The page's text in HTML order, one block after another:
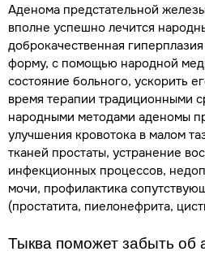
Аденома предстательной
вполне успешно лечится
доброкачественная
форму, с помощью народной
состояние больного, ускорить
время терапии традиционными
народными методами аденомы
улучшения кровотока в малом
тканей простаты, устранение
инфекционных процессов,
мочи, профилактика
(простатита, пиелонефрита,
Тыква поможет забыть об